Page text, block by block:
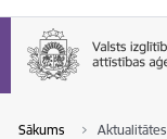
Sākums Aktualitātes